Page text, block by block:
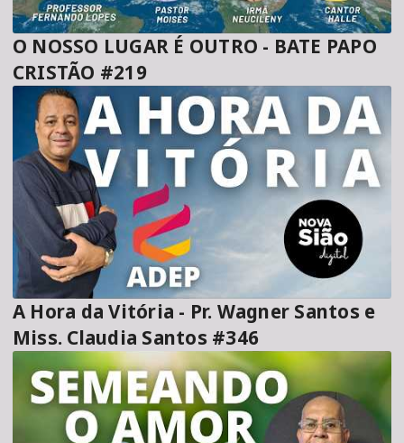
O NOSSO LUGAR É OUTRO - BATE PAPO
CRISTÃO #219
A Hora da Vitória - Pr. Wagner Santos e
Miss. Claudia Santos #346